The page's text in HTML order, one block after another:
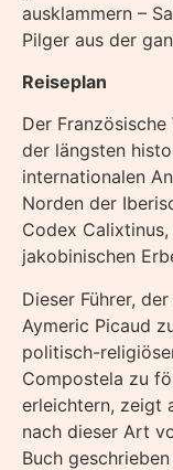
ausklammern –
Pilger aus der
Reiseplan
Der
der längsten
internationalen
Norden der
Codex
jakobinischen
Dieser Führer,
Aymeric Picaud
politisch-
Compostela zu
erleichtern, zeigt
nach dieser Art
Buch